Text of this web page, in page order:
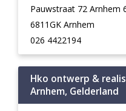
Pauwstraat 72 Arnhem
6811GK Arnhem
026 4422194
Hko ontwerp &
Arnhem, Gelderland